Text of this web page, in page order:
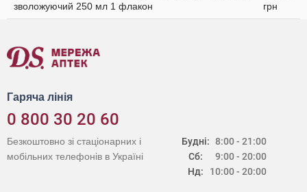
зволожуючий 250 мл 1 флакон
грн
Гаряча лінія
0 800 30 20 60
Будні:
Сб:
Нд:
8:00 - 21:00
9:00 - 20:00
10:00 - 20:00
Безкоштовно зі стаціонарних і
мобільних телефонів в Україні